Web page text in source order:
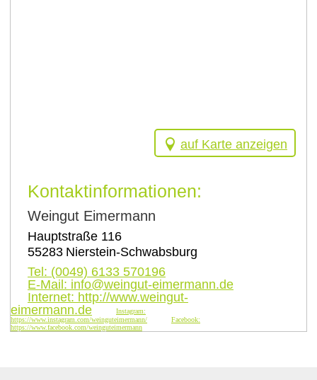
auf Karte anzeigen
Kontaktinformationen:
Weingut Eimermann
Hauptstraße 116
55283 Nierstein-Schwabsburg
Tel: (0049) 6133 570196
E-Mail: info@weingut-eimermann.de
Internet: http://www.weingut-
eimermann.de
Instagram:
https://www.instagram.com/weinguteimermann/
Facebook:
https://www.facebook.com/weinguteimermann